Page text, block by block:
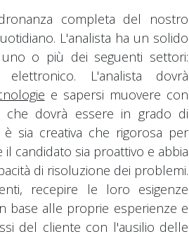
completa del nostro
L'analista ha un solido
o più dei seguenti settori:
elettronico. L'analista dovrà
e sapersi muovere con
dovrà essere in grado di
sia creativa che rigorosa per
candidato sia proattivo e abbia
di risoluzione dei problemi.
recepire le loro esigenze
base alle proprie esperienze e
del cliente con l'ausilio delle